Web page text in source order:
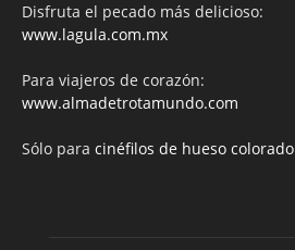
Disfruta el pecado más delicioso:
www.lagula.com.mx
Para viajeros de corazón:
www.almadetrotamundo.com
Sólo para cinéfilos de hueso colorado